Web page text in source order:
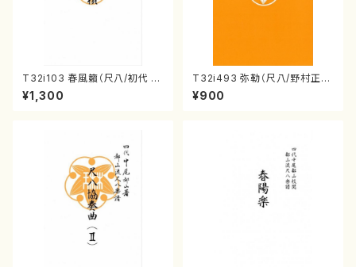
T32i103 春風籟（尺八/初代 石
垣征山/尺八/都山式譜）都山流
公刊楽譜曲番:552
¥1,300
T32i493 弥勒（尺八/野村正
峰/楽譜）都山流公刊楽譜曲番:2
202
¥900